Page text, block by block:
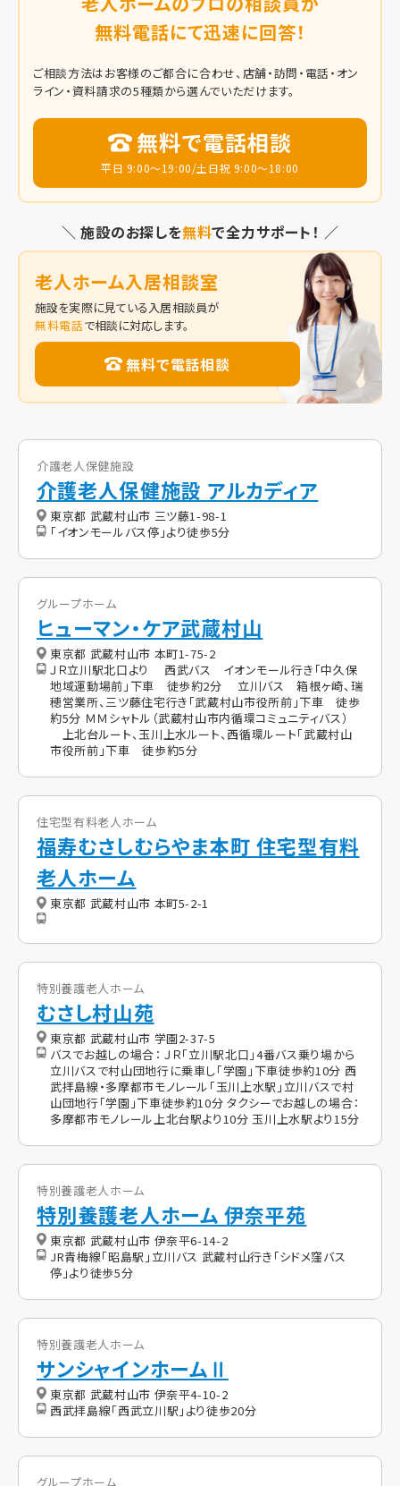
無料電話にて迅速に回答！
ご相談方法はお客様のご都合に合わせ、店舗・訪問・電話・オン
ライン・資料請求の5種類から選んでいただけます。
無料で電話相談
平日 9:00～19:00/土日祝 9:00～18:00
＼ 施設のお探しを無料で全力サポート！ ／
老人ホーム入居相談室
施設を実際に見ている入居相談員が
無料電話で相談に対応します。
無料で電話相談
介護老人保健施設
介護老人保健施設 アルカディア
東京都 武蔵村山市 三ツ藤1-98-1
「イオンモールバス停」より徒歩5分
グループホーム
ヒューマン・ケア武蔵村山
東京都 武蔵村山市 本町1-75-2
ＪＲ立川駅北口より 西武バス イオンモール行き「中久保
地域運動場前」下車 徒歩約2分 立川バス 箱根ヶ崎、瑞
穂営業所、三ツ藤住宅行き「武蔵村山市役所前」下車 徒歩
約5分 ＭＭシャトル（武蔵村山市内循環コミュニティバス）
上北台ルート、玉川上水ルート、西循環ルート「武蔵村山
市役所前」下車 徒歩約5分
住宅型有料老人ホーム
福寿むさしむらやま本町 住宅型有料
老人ホーム
東京都 武蔵村山市 本町5-2-1
特別養護老人ホーム
むさし村山苑
東京都 武蔵村山市 学園2-37-5
バスでお越しの場合： ＪＲ「立川駅北口」4番バス乗り場から
立川バスで村山団地行に乗車し「学園」下車徒歩約10分 西
武拝島線・多摩都市モノレール「玉川上水駅」立川バスで村
山団地行「学園」下車徒歩約10分 タクシーでお越しの場合：
多摩都市モノレール上北台駅より10分 玉川上水駅より15分
特別養護老人ホーム
特別養護老人ホーム 伊奈平苑
東京都 武蔵村山市 伊奈平6-14-2
JR青梅線「昭島駅」立川バス 武蔵村山行き「シドメ窪バス
停」より徒歩5分
特別養護老人ホーム
サンシャインホームⅡ
東京都 武蔵村山市 伊奈平4-10-2
西武拝島線「西武立川駅」より徒歩20分
グループホーム